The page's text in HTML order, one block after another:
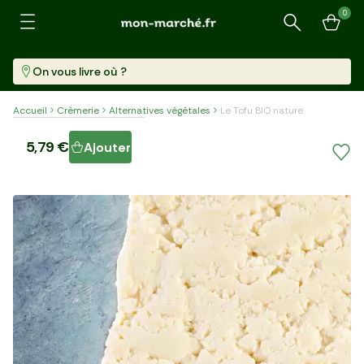
Recherche
0
On vous livre où ?
Accueil Crèmerie Alternatives végétales Le Tofu BIO nature
Le Tofu BIO nature
5,79 € Ajouter